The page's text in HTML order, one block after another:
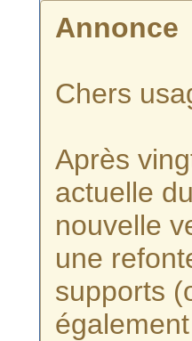
Annonce
Chers
Après
actuelle
nouvelle
une
supports